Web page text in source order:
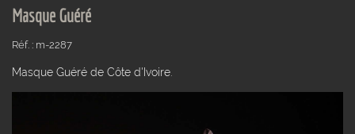
Masque Guéré
Réf. : m-2287
Masque Guéré de Côte d'Ivoire.